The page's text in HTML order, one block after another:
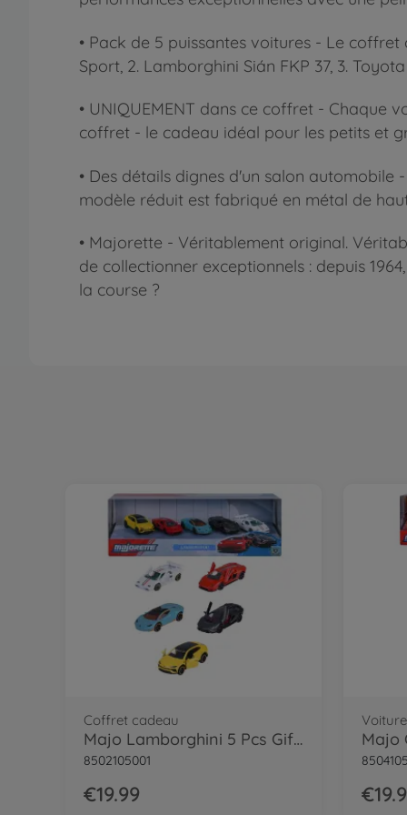
• Pack de 5 puissantes voitures - Le
Sport, 2. Lamborghini Sián FKP 37, 3.
• UNIQUEMENT dans ce coffret - Chaque
coffret - le cadeau idéal pour les petits et
• Des détails dignes d'un salon
modèle réduit est fabriqué en métal de
• Majorette - Véritablement original.
de collectionner exceptionnels : depuis
la course ?
Coffret cadeau
Majo Lamborghini 5 Pcs Giftpack
8502105001
€19.99